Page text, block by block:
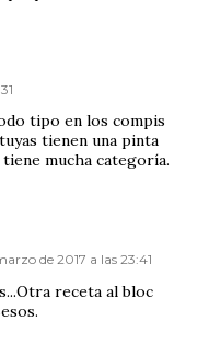
tipo en los compis
tienen una pinta
mucha categoría.
de 2017 a las 23:41
receta al bloc